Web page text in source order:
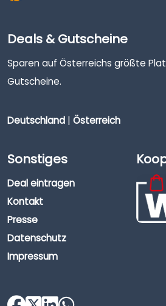
Deals & Gutscheine
Sparen auf Österreichs größte
Gutscheine.
Deutschland | Österreich
Sonstiges
Deal eintragen
Kontakt
Presse
Datenschutz
Impressum